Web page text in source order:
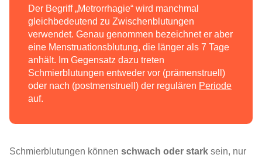
Der Begriff „Metrorrhagie“ wird manchmal
gleichbedeutend zu Zwischenblutungen
verwendet. Genau genommen bezeichnet er aber
eine Menstruationsblutung, die länger als 7 Tage
anhält. Im Gegensatz dazu treten
Schmierblutungen entweder vor (prämenstruell)
oder nach (postmenstruell) der regulären Periode
auf.
Schmierblutungen können schwach oder stark sein, nur